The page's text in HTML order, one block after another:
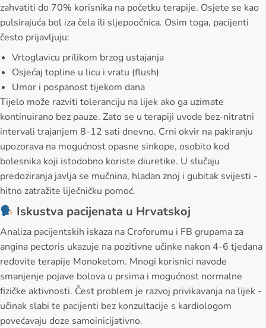
zahvatiti do 70% korisnika na početku terapije. Osjete se kao
pulsirajuća bol iza čela ili sljepoočnica. Osim toga, pacijenti
često prijavljuju:
Vrtoglavicu prilikom brzog ustajanja
Osjećaj topline u licu i vratu (flush)
Umor i pospanost tijekom dana
Tijelo može razviti toleranciju na lijek ako ga uzimate
kontinuirano bez pauze. Zato se u terapiji uvode bez-nitratni
intervali trajanjem 8-12 sati dnevno. Crni okvir na pakiranju
upozorava na mogućnost opasne sinkope, osobito kod
bolesnika koji istodobno koriste diuretike. U slučaju
predoziranja javlja se mučnina, hladan znoj i gubitak svijesti -
hitno zatražite liječničku pomoć.
Iskustva pacijenata u Hrvatskoj
Analiza pacijentskih iskaza na Croforumu i FB grupama za
angina pectoris ukazuje na pozitivne učinke nakon 4-6 tjedana
redovite terapije Monoketom. Mnogi korisnici navode
smanjenje pojave bolova u prsima i mogućnost normalne
fizičke aktivnosti. Čest problem je razvoj privikavanja na lijek -
učinak slabi te pacijenti bez konzultacije s kardiologom
povećavaju doze samoinicijativno.